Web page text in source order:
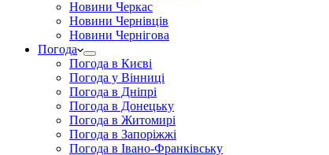
Новини Черкас
Новини Чернівців
Новини Чернігова
Погода
Погода в Києві
Погода у Вінниці
Погода в Дніпрі
Погода в Донецьку
Погода в Житомирі
Погода в Запоріжжі
Погода в Івано-Франківську